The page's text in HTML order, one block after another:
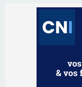
Les brèves
Ucciani –